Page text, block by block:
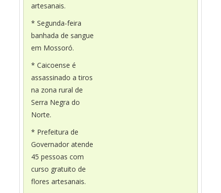
artesanais.
* Segunda-feira
banhada de sangue
em Mossoró.
* Caicoense é
assassinado a tiros
na zona rural de
Serra Negra do
Norte.
* Prefeitura de
Governador atende
45 pessoas com
curso gratuito de
flores artesanais.